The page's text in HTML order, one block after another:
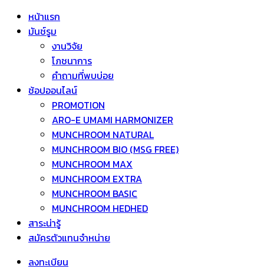
หน้าแรก
มันช์รูม
งานวิจัย
โภชนาการ
คำถามที่พบบ่อย
ช้อปออนไลน์
PROMOTION
ARO-E UMAMI HARMONIZER
MUNCHROOM NATURAL
MUNCHROOM BIO (MSG FREE)
MUNCHROOM MAX
MUNCHROOM EXTRA
MUNCHROOM BASIC
MUNCHROOM HEDHED
สาระน่ารู้
สมัครตัวแทนจำหน่าย
ลงทะเบียน